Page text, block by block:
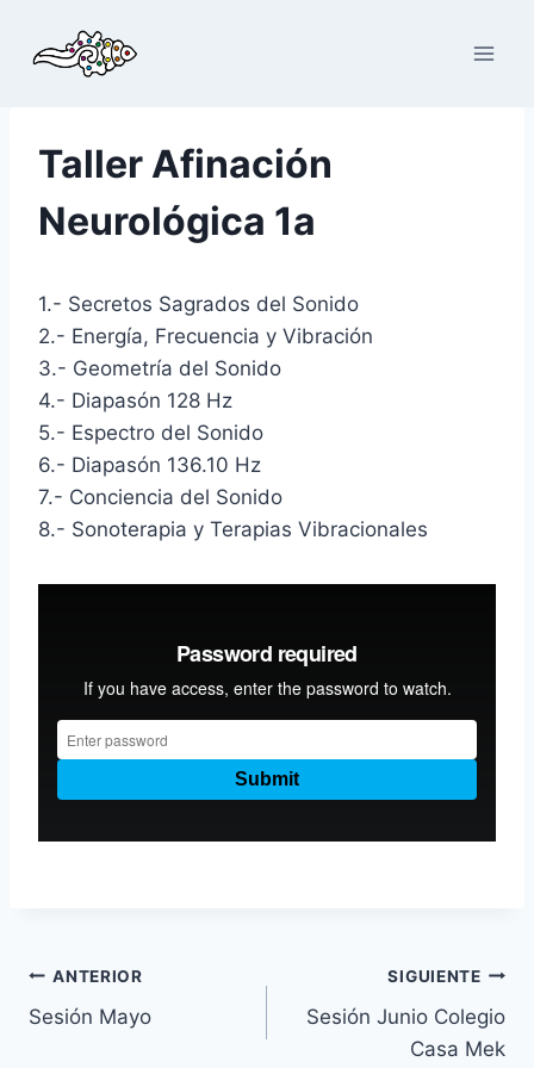
contenido
Taller Afinación
Neurológica 1a
1.- Secretos Sagrados del Sonido
2.- Energía, Frecuencia y Vibración
3.- Geometría del Sonido
4.- Diapasón 128 Hz
5.- Espectro del Sonido
6.- Diapasón 136.10 Hz
7.- Conciencia del Sonido
8.- Sonoterapia y Terapias Vibracionales
Navegación
de
ANTERIOR
Sesión Mayo
SIGUIENTE
Sesión Junio Colegio
Casa Mek